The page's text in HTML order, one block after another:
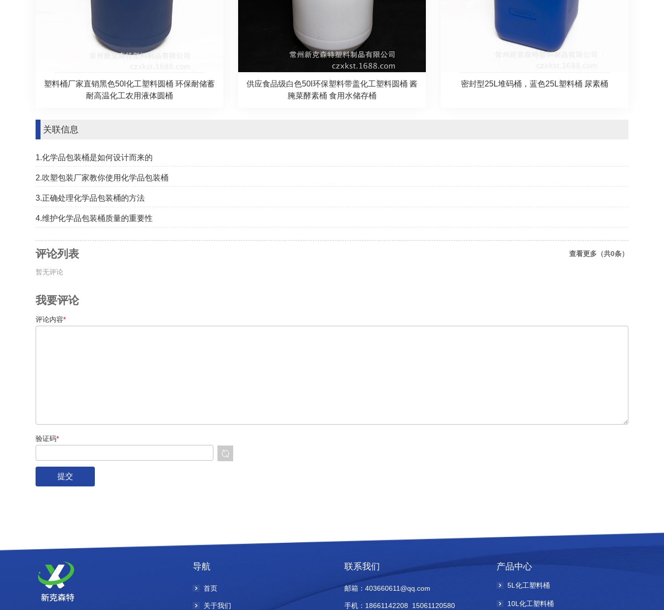
塑料桶厂家直销黑色50l化工塑料圆桶 环保耐储蓄
耐高温化工农用液体圆桶
供应食品级白色50l环保塑料带盖化工塑料圆桶 酱
腌菜酵素桶 食用水储存桶
密封型25L堆码桶，蓝色25L塑料桶 尿素桶
关联信息
1.化学品包装桶是如何设计而来的
2.吹塑包装厂家教你使用化学品包装桶
3.正确处理化学品包装桶的方法
4.维护化学品包装桶质量的重要性
查看更多（共0条）
评论列表
暂无评论
我要评论
评论内容*
验证码*
导航
首页
关于我们
联系我们
邮箱： 403660611@qq.com
手机： 18661142208 15061120580
产品中心
5L化工塑料桶
10L化工塑料桶